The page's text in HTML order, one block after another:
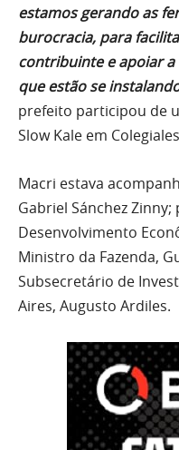
estamos gerando as
burocracia, para
contribuinte e apoiar a
que estão se
prefeito participou de
Slow Kale em
Macri estava
Gabriel Sánchez
Desenvolvimento
Ministro da Fazenda,
Subsecretário de
Aires, Augusto Ardiles.